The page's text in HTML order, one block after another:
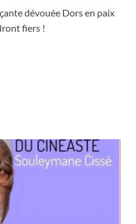
dévouée Dors en paix
fiers !